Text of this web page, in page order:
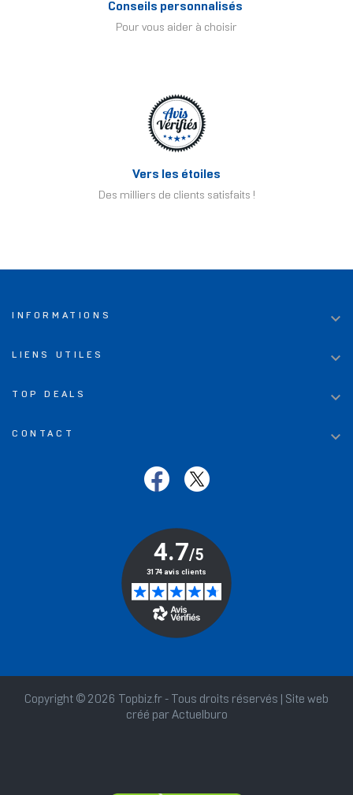
Conseils personnalisés
Pour vous aider à choisir
Vers les étoiles
Des milliers de clients satisfaits !
INFORMATIONS 
LIENS UTILES 
TOP DEALS 
CONTACT 
Copyright © 2026 Topbiz.fr - Tous droits réservés | Site web
créé par Actuelburo